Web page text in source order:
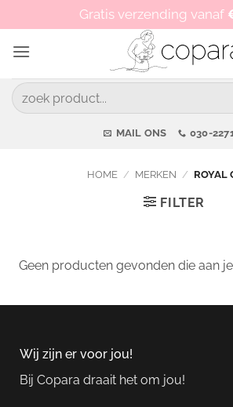
naar
inhoud
Op werkdagen vóór 15:00 besteld,
Zoeken
naar:
MAIL ONS 030-
HOME / MERKEN / ROYAL
FILTER
Geen producten gevonden die aan
Wij zijn er voor jou!
Bij Copara draait het om jou!
Gratis verzending vanaf